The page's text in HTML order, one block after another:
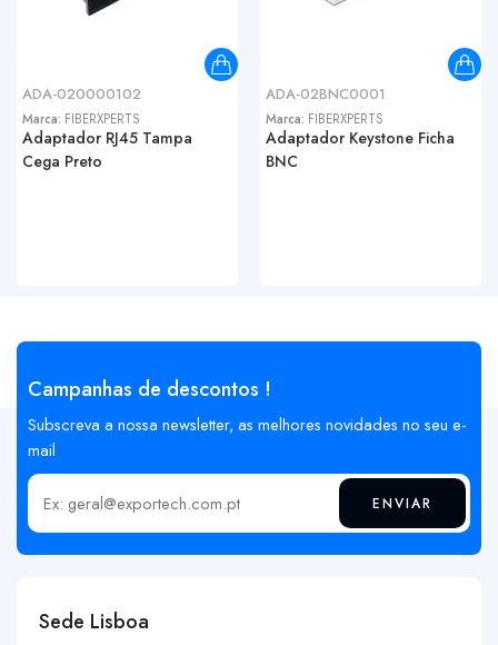
ADA-020000102
Marca: FIBERXPERTS
Adaptador RJ45 Tampa
Cega Preto
ADA-02BNC0001
Marca: FIBERXPERTS
Adaptador Keystone Ficha
BNC
Campanhas de descontos !
Subscreva a nossa newsletter, as melhores novidades no seu e-
mail
Insira o seu email ENVIAR
Sede Lisboa